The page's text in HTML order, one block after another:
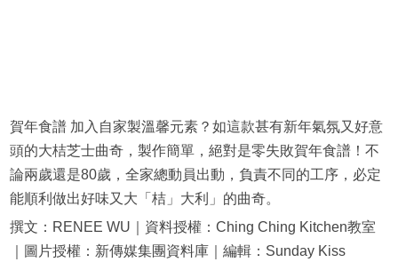
賀年食譜 加入自家製溫馨元素？如這款甚有新年氣氛又好意
頭的大桔芝士曲奇，製作簡單，絕對是零失敗賀年食譜！不
論兩歲還是80歲，全家總動員出動，負責不同的工序，必定
能順利做出好味又大「桔」大利」的曲奇。
撰文：RENEE WU｜資料授權：Ching Ching Kitchen教室
｜圖片授權：新傳媒集團資料庫｜編輯：Sunday Kiss